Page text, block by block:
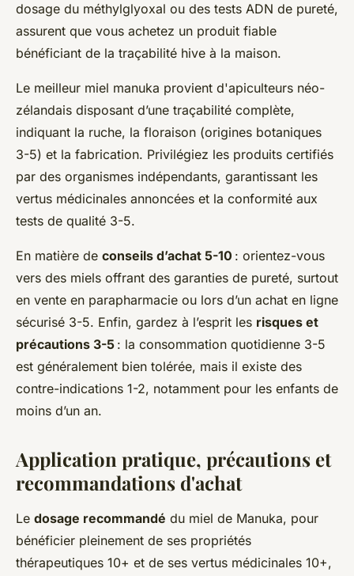
dosage du méthylglyoxal ou des tests ADN de pureté,
assurent que vous achetez un produit fiable
bénéficiant de la traçabilité hive à la maison.
Le meilleur miel manuka provient d'apiculteurs néo-
zélandais disposant d’une traçabilité complète,
indiquant la ruche, la floraison (origines botaniques
3-5) et la fabrication. Privilégiez les produits certifiés
par des organismes indépendants, garantissant les
vertus médicinales annoncées et la conformité aux
tests de qualité 3-5.
En matière de conseils d’achat 5-10 : orientez-vous
vers des miels offrant des garanties de pureté, surtout
en vente en parapharmacie ou lors d’un achat en ligne
sécurisé 3-5. Enfin, gardez à l’esprit les risques et
précautions 3-5 : la consommation quotidienne 3-5
est généralement bien tolérée, mais il existe des
contre-indications 1-2, notamment pour les enfants de
moins d’un an.
Application pratique, précautions et
recommandations d'achat
Le dosage recommandé du miel de Manuka, pour
bénéficier pleinement de ses propriétés
thérapeutiques 10+ et de ses vertus médicinales 10+,